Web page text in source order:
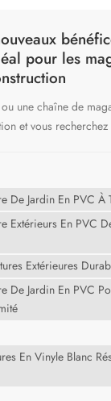
pour les
une chaîne de
et vous
de
clôtures et
des principaux
recherchons des
de
pourquoi
s'adaptent
de parler de nous,
et les entrepreneurs
au bois et aux
De Jardin En PVC À
Extérieurs En PVC
Extérieures
De Jardin En PVC
En Vinyle Blanc